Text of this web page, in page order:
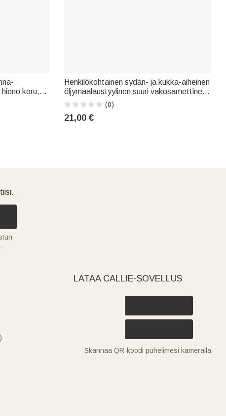
koru,
merestä
Henkilökohtainen sydän- ja kukka-aiheinen
öljymaalaustyylinen suuri vakosamettinen
kassi, jokapäiväiseen käyttöön,
syntymäpäivälahja naisille ja tytöille
(0)
21,00 €
LATAA CALLIE-SOVELLUS
Skannaa QR-koodi puhelimesi kameralla